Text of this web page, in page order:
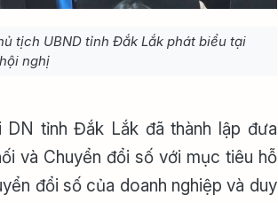
tịch UBND tỉnh Đắk Lắk phát biểu tại
hội nghị
tỉnh Đắk Lắk đã thành lập đưa
và Chuyển đổi số với mục tiêu hỗ
đổi số của doanh nghiệp và duy